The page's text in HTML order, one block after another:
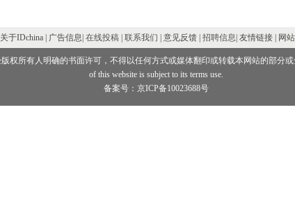
关于IDchina | 广告信息| 在线投稿 联系我们 | 意见反馈 | 招聘信息 | 友情链接 | 网
权所有人明确的书面许可，不得以任何方式或媒体翻印或转载本网站的部分
of this website is subject to its terms use.
备案号：京ICP备10023688号